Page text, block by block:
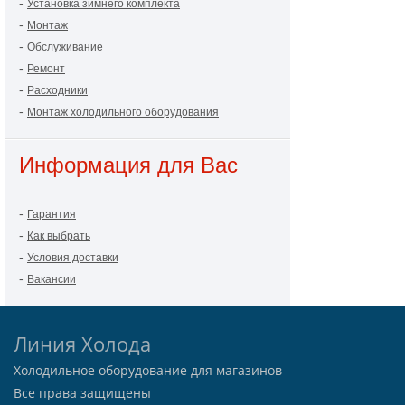
Установка зимнего комплекта
- Монтаж
- Обслуживание
- Ремонт
- Расходники
- Монтаж холодильного оборудования
Информация для Вас
- Гарантия
- Как выбрать
- Условия доставки
- Вакансии
Линия Холода
Холодильное оборудование для магазинов
Все права защищены